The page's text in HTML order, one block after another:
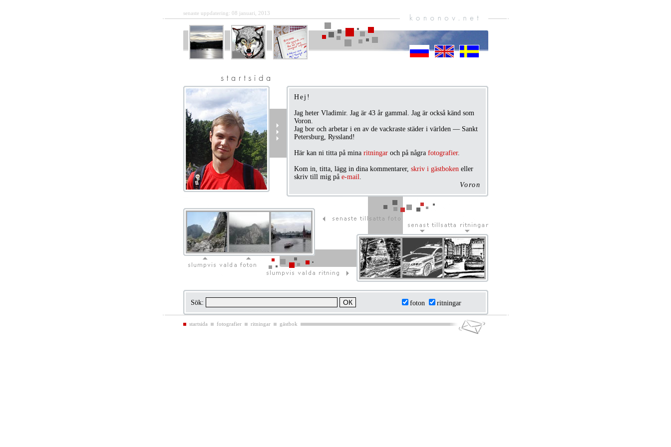
senaste uppdatering: 08 januari, 2013
Hej!
Jag heter Vladimir. Jag är 43 år gammal. Jag är också känd som
Voron.
Jag bor och arbetar i en av de vackraste städer i världen — Sankt
Petersburg, Ryssland!
Här kan ni titta på mina ritningaroch på några fotografier.
Kom in, titta, lägg in dina kommentarer, skriv i gästbokeneller
skriv till mig på e-mail.
Voron
Sök: foton ritningar
startsida fotografier ritningar gästbok